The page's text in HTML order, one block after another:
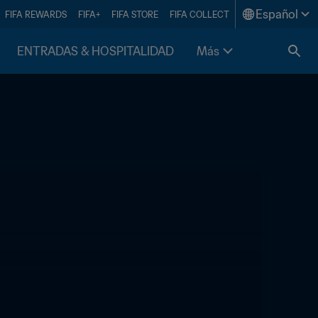
FIFA REWARDS FIFA+ FIFA STORE FIFA COLLECT Español
ENTRADAS & HOSPITALIDAD Más